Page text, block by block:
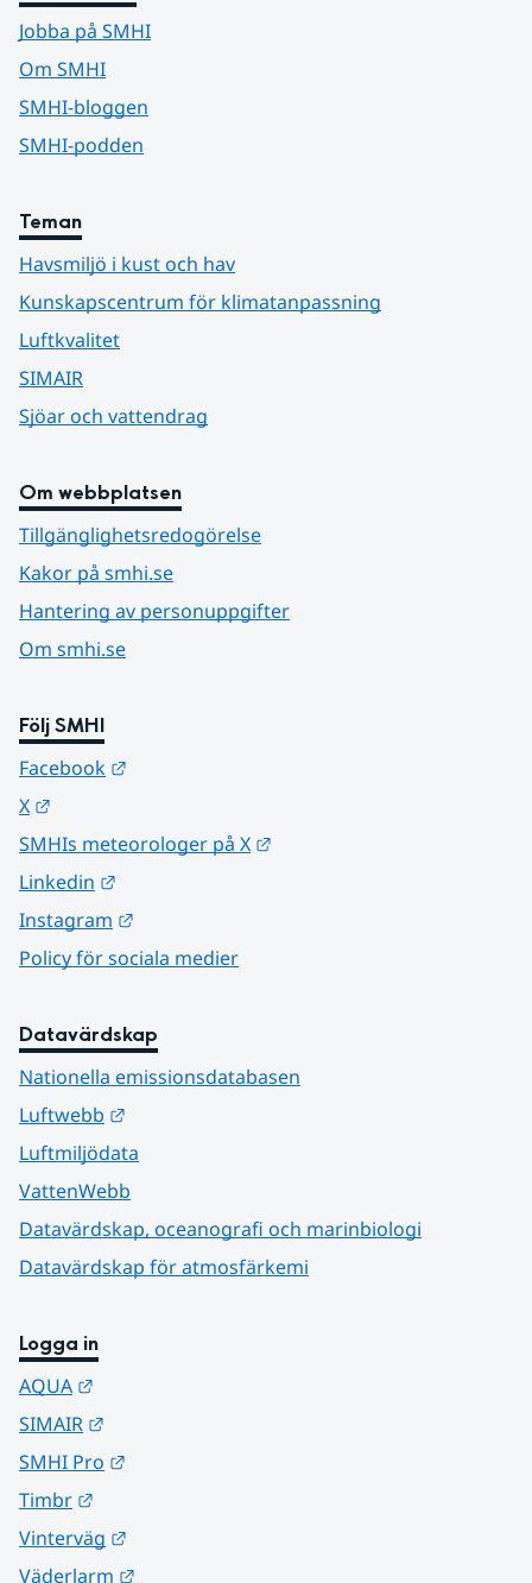
Jobba på SMHI
Om SMHI
SMHI-bloggen
SMHI-podden
Teman
Havsmiljö i kust och hav
Kunskapscentrum för klimatanpassning
Luftkvalitet
SIMAIR
Sjöar och vattendrag
Om webbplatsen
Tillgänglighetsredogörelse
Kakor på smhi.se
Hantering av personuppgifter
Om smhi.se
Följ SMHI
Facebook
X
SMHIs meteorologer på X
Linkedin
Instagram
Policy för sociala medier
Datavärdskap
Nationella emissionsdatabasen
Luftwebb
Luftmiljödata
VattenWebb
Datavärdskap, oceanografi och marinbiologi
Datavärdskap för atmosfärkemi
Logga in
AQUA
SIMAIR
SMHI Pro
Timbr
Vinterväg
Väderlarm